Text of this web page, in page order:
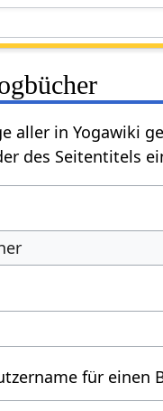
aller in Yogawiki
des Seitentitels
für einen